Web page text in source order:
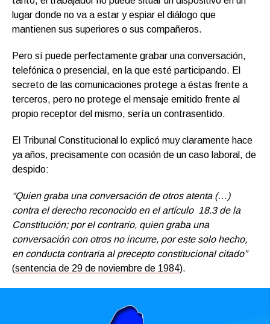
lugar donde no va a estar y espiar el diálogo que
mantienen sus superiores o sus compañeros.
Pero sí puede perfectamente grabar una conversación,
telefónica o presencial, en la que esté participando. El
secreto de las comunicaciones protege a éstas frente a
terceros, pero no protege el mensaje emitido frente al
propio receptor del mismo, sería un contrasentido.
El Tribunal Constitucional lo explicó muy claramente hace
ya años, precisamente con ocasión de un caso laboral, de
despido:
“Quien graba una conversación de otros atenta (…)
contra el derecho reconocido en el artículo 18.3 de la
Constitución; por el contrario, quien graba una
conversación con otros no incurre, por este solo hecho,
en conducta contraria al precepto constitucional citado”
(sentencia de 29 de noviembre de 1984).